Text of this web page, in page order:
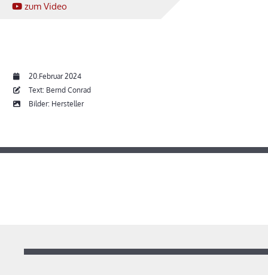
zum Video
20.Februar 2024
Text: Bernd Conrad
Bilder: Hersteller